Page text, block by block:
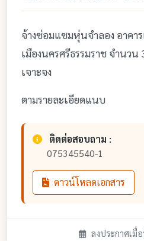
จ้างซ่อมแซมหุ่นจำลอง อาค
เมืองนครศรีธรรมราช จำนวน
เจาะจง
ตามรายละเอียดแนบ
ติดต่อสอบถาม :
075345540-1
ดาวน์โหลดเอกสาร
ลงประกาศเมื่